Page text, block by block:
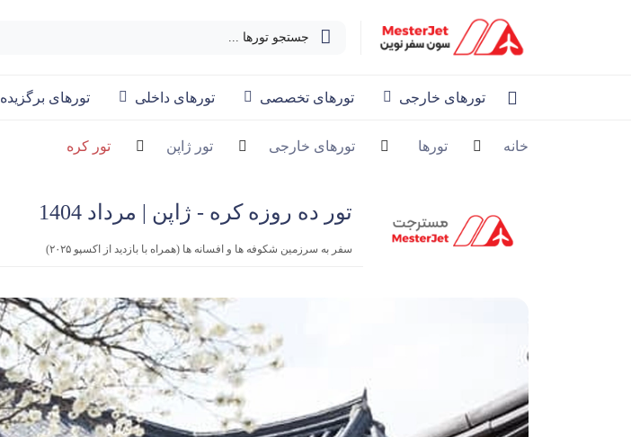
جستجو تورها ...
تورهای خارجی تورهای تخصصی تورهای داخلی تورهای برگزیده
خانه تورها تورهای خارجی تور ژاپن تور کره
تور ده روزه کره - ژاپن | مرداد 1404
سفر به سرزمین شکوفه ها و افسانه ها (همراه با بازدید از اکسپو ۲۰۲۵)